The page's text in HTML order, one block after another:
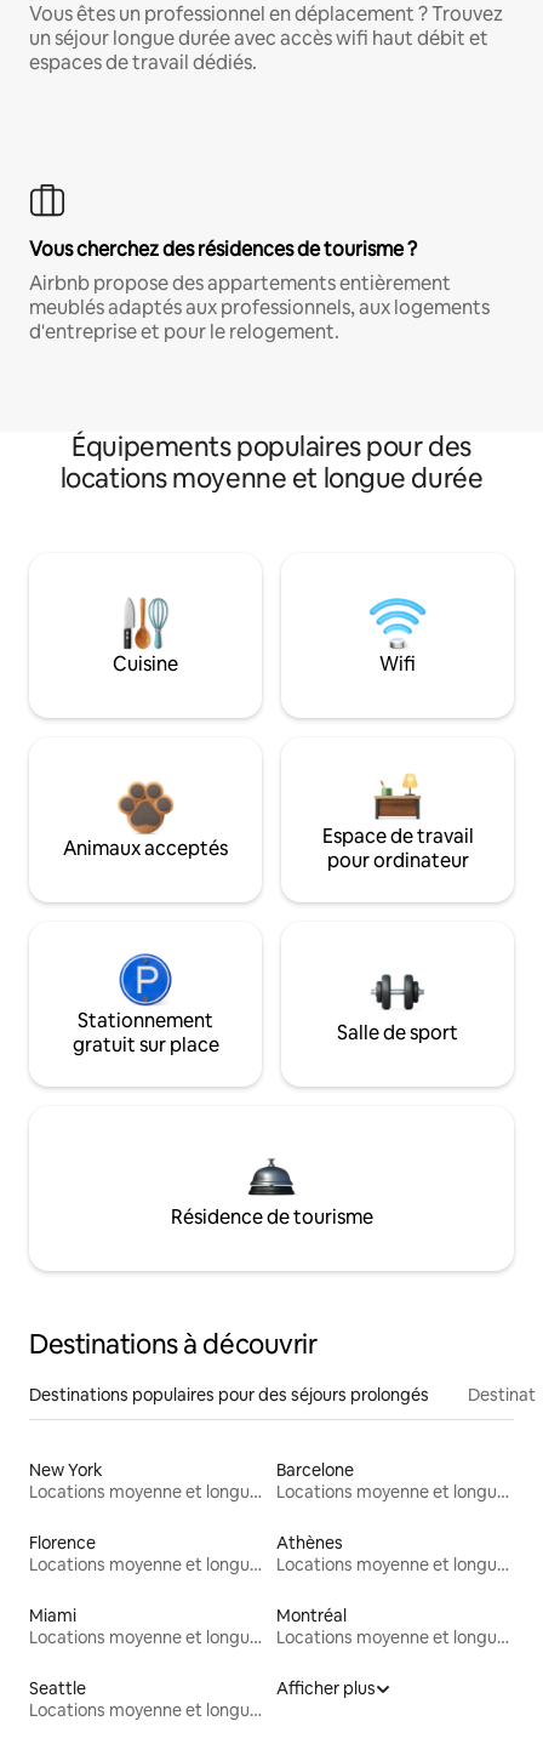
Vous êtes un professionnel en déplacement ? Trouvez
un séjour longue durée avec accès wifi haut débit et
espaces de travail dédiés.
Vous cherchez des résidences de tourisme ?
Airbnb propose des appartements entièrement
meublés adaptés aux professionnels, aux logements
d'entreprise et pour le relogement.
Équipements populaires pour des
locations moyenne et longue durée
Cuisine Wifi
Animaux acceptés
Espace de travail
pour ordinateur
Stationnement
gratuit sur place
Salle de sport
Résidence de tourisme
Destinations à découvrir
Destinations populaires pour des séjours prolongés
New York
Locations moyenne et longue durée
Barcelone
Locations moyenne et longue durée
Florence
Locations moyenne et longue durée
Athènes
Locations moyenne et longue durée
Miami
Locations moyenne et longue durée
Montréal
Locations moyenne et longue durée
Seattle
Locations moyenne et longue durée
Afficher plus